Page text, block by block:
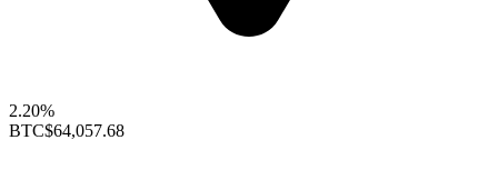
2.20%
BTC$64,057.68